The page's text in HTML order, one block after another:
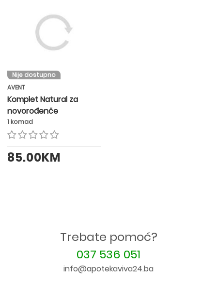
Nije dostupno
AVENT
Komplet Natural za
novorođenče
1 komad
85.00KM
Trebate pomoć?
037 536 051
info@apotekaviva24.ba